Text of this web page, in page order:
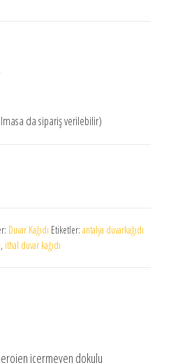
da sipariş verilebilir)
8807-01 adet
Duvar Kağıdı Etiketler: antalya duvarkağıdı
, ithal duvar kağıdı
içermeyen dokulu